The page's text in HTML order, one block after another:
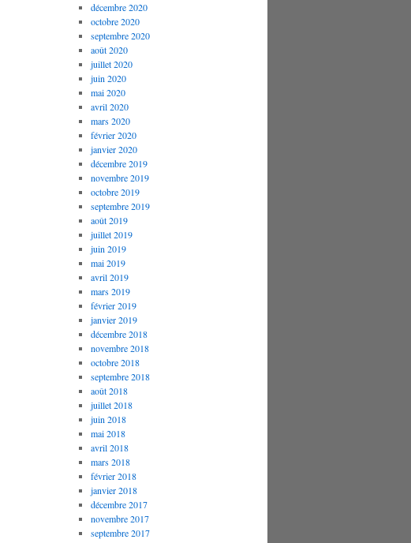
décembre 2020
octobre 2020
septembre 2020
août 2020
juillet 2020
juin 2020
mai 2020
avril 2020
mars 2020
février 2020
janvier 2020
décembre 2019
novembre 2019
octobre 2019
septembre 2019
août 2019
juillet 2019
juin 2019
mai 2019
avril 2019
mars 2019
février 2019
janvier 2019
décembre 2018
novembre 2018
octobre 2018
septembre 2018
août 2018
juillet 2018
juin 2018
mai 2018
avril 2018
mars 2018
février 2018
janvier 2018
décembre 2017
novembre 2017
septembre 2017